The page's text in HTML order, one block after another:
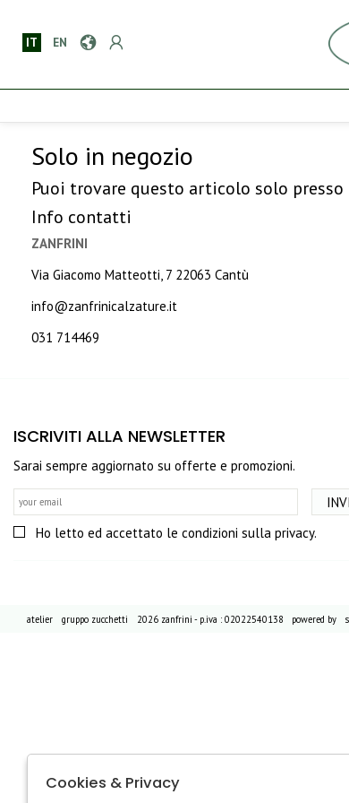
IT EN
Solo in negozio
Puoi trovare questo articolo solo
Info contatti
ZANFRINI
Via Giacomo Matteotti, 7 22063 Cantù
info@zanfrinicalzature.it
031 714469
ISCRIVITI ALLA NEWSLETTER
Sarai sempre aggiornato su offerte e promozioni.
Ho letto ed accettato le condizioni sulla privacy.
2026 zanfrini - p.iva : 02022540138 powered by
atelier gruppo zucchetti
Cookies & Privacy